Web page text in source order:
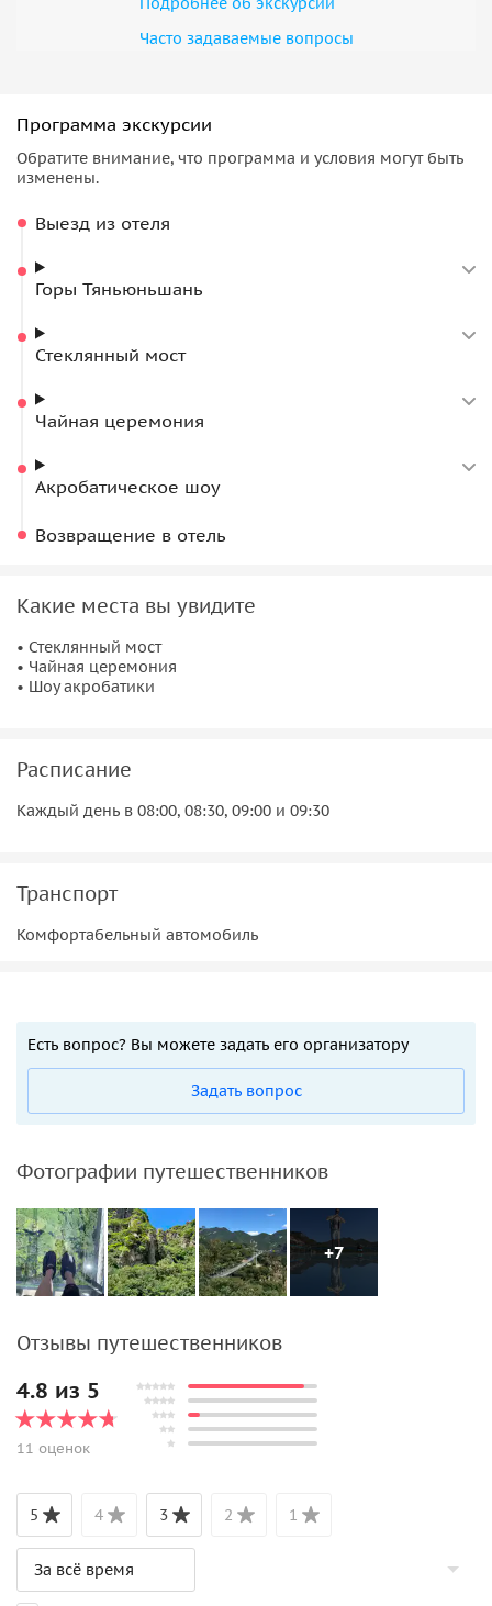
Часто задаваемые вопросы
Программа экскурсии
Обратите внимание, что программа и условия могут быть
изменены.
Выезд из отеля
Горы Тяньюньшань
Стеклянный мост
Чайная церемония
Акробатическое шоу
Возвращение в отель
Какие места вы увидите
• Стеклянный мост
• Чайная церемония
• Шоу акробатики
Расписание
Каждый день в 08:00, 08:30, 09:00 и 09:30
Транспорт
Комфортабельный автомобиль
Есть вопрос? Вы можете задать его организатору
Задать вопрос
Фотографии путешественников
+7
Отзывы путешественников
4.8 из 5
11 оценок
5 4 3 2 1